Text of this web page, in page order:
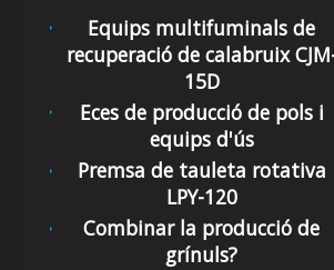
Equips multifuminals de
recuperació de calabruix
15D
Eces de producció de pols i
equips d'ús
Premsa de tauleta rotativa
LPY-120
Combinar la producció de
grínuls?